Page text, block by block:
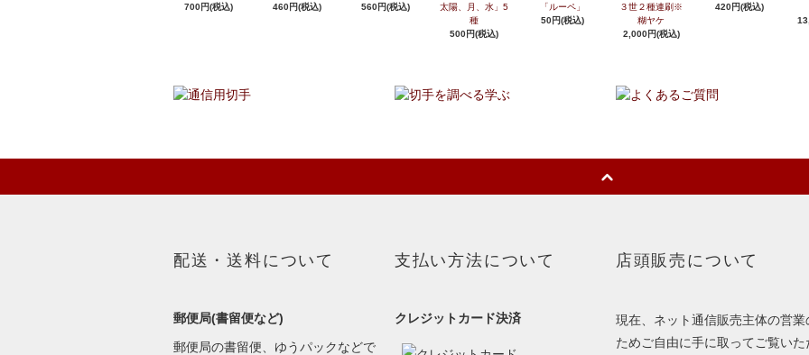
700円(税込)
460円(税込)
560円(税込)
太陽、月、水」5
種
500円(税込)
「ルーペ」
50円(税込)
３世２種連刷※
糊ヤケ
2,000円(税込)
420円(税込)
配送・送料について
郵便局(書留便など)
郵便局の書留便、ゆうパックなどで
支払い方法について
クレジットカード決済
店頭販売について
現在、ネット通信販売主体の営業
ためご自由に手に取ってご覧いた